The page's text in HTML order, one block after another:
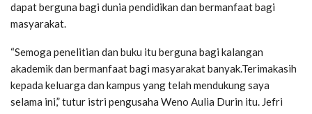
dapat berguna bagi dunia pendidikan dan bermanfaat bagi
masyarakat.
“Semoga penelitian dan buku itu berguna bagi kalangan
akademik dan bermanfaat bagi masyarakat banyak.Terimakasih
kepada keluarga dan kampus yang telah mendukung saya
selama ini,” tutur istri pengusaha Weno Aulia Durin itu. Jefri